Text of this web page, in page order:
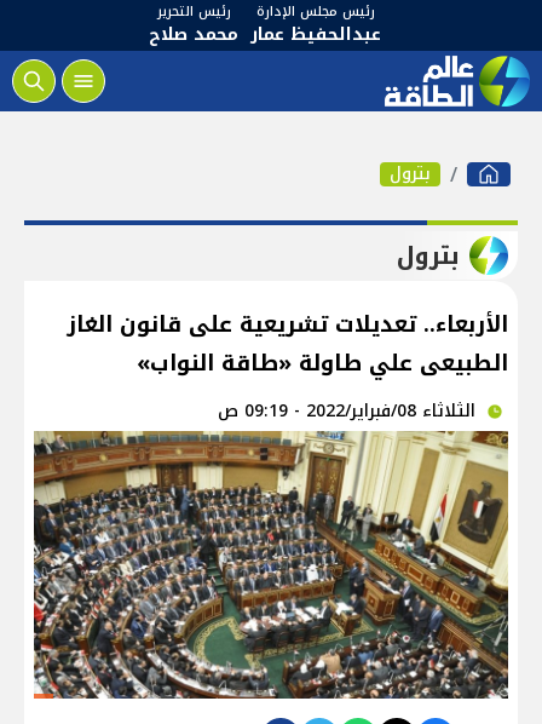
رئيس مجلس الإدارة
عبدالحفيظ عمار
رئيس التحرير
محمد صلاح
بترول
بترول
الأربعاء.. تعديلات تشريعية على قانون الغاز
الطبيعى علي طاولة «طاقة النواب»
الثلاثاء 08/فبراير/2022 - 09:19 ص